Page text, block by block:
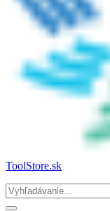
ToolStore.sk